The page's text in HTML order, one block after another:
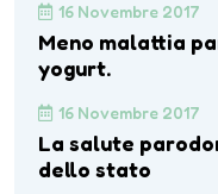
16 Novembre 2017
Meno malattia
yogurt.
16 Novembre 2017
La salute
dello stato